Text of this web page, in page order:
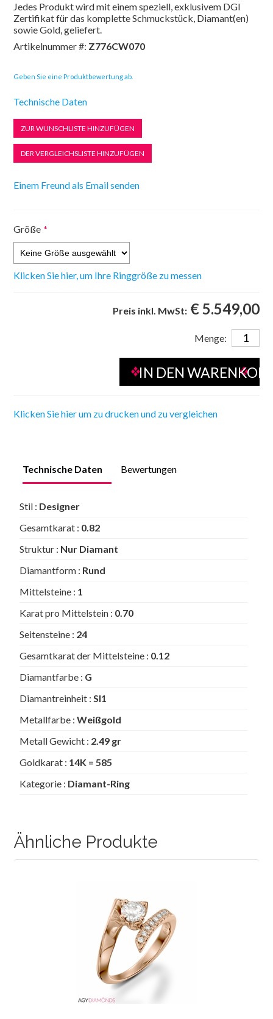
Jedes Produkt wird mit einem speziell, exklusivem DGI
Zertifikat für das komplette Schmuckstück, Diamant(en)
sowie Gold, geliefert.
Artikelnummer #: Z776CW070
Geben Sie eine Produktbewertung ab.
Technische Daten
Größe *
Klicken Sie hier, um Ihre Ringgröße zu messen
Preis inkl. MwSt: € 5.549,00
Menge:
Klicken Sie hier um zu drucken und zu vergleichen
Technische Daten Bewertungen
Stil : Designer
Gesamtkarat : 0.82
Struktur : Nur Diamant
Diamantform : Rund
Mittelsteine : 1
Karat pro Mittelstein : 0.70
Seitensteine : 24
Gesamtkarat der Mittelsteine : 0.12
Diamantfarbe : G
Diamantreinheit :SI1
Metallfarbe :Weißgold
Metall Gewicht : 2.49 gr
Goldkarat : 14K = 585
Kategorie : Diamant-Ring
Ähnliche Produkte